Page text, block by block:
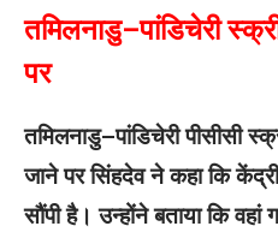
तमिलनाडु–पांडिचेरी
पर
तमिलनाडु–पांडिचेरी पीसीसी
जाने पर सिंहदेव ने कहा कि
सौंपी है। उन्होंने बताया कि